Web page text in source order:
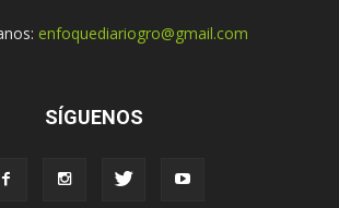
enfoquediariogro@gmail.com
SÍGUENOS